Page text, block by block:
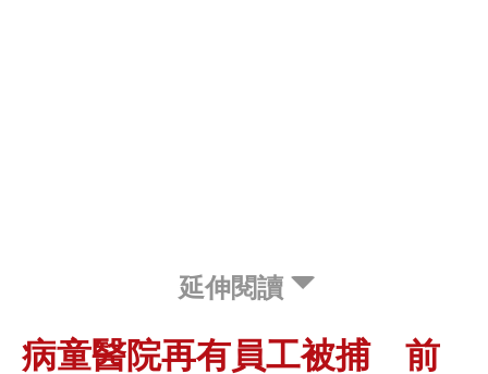
延伸閱讀
病童醫院再有員工被捕 前